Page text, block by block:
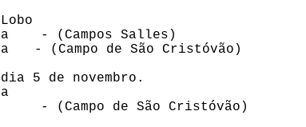
- (Campos Salles)
- (Campo de São Cristóvão)
de novembro.
- (Campo de São Cristóvão)